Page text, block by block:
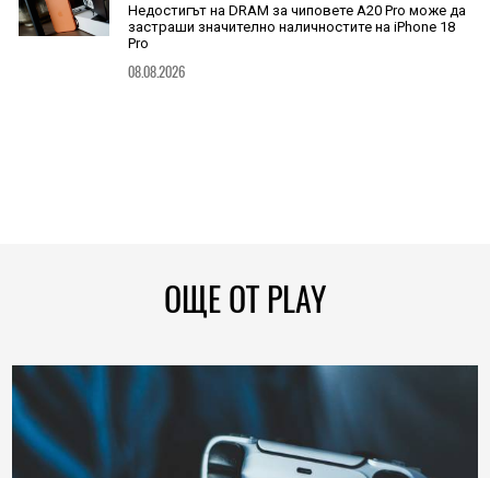
Недостигът на DRAM за чиповете A20 Pro може да
застраши значително наличностите на iPhone 18
Pro
08.08.2026
ОЩЕ ОТ PLAY